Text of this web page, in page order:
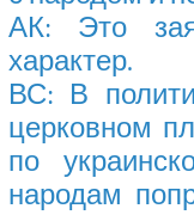
АК: Это
характер.
ВС: В
церковном
по
народам